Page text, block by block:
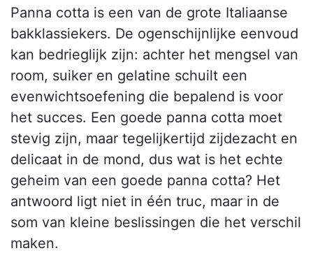
Panna cotta is een van de grote Italiaanse
bakklassiekers. De ogenschijnlijke eenvoud
kan bedrieglijk zijn: achter het mengsel van
room, suiker en gelatine schuilt een
evenwichtsoefening die bepalend is voor
het succes. Een goede panna cotta moet
stevig zijn, maar tegelijkertijd zijdezacht en
delicaat in de mond, dus wat is het echte
geheim van een goede panna cotta? Het
antwoord ligt niet in één truc, maar in de
som van kleine beslissingen die het verschil
maken.